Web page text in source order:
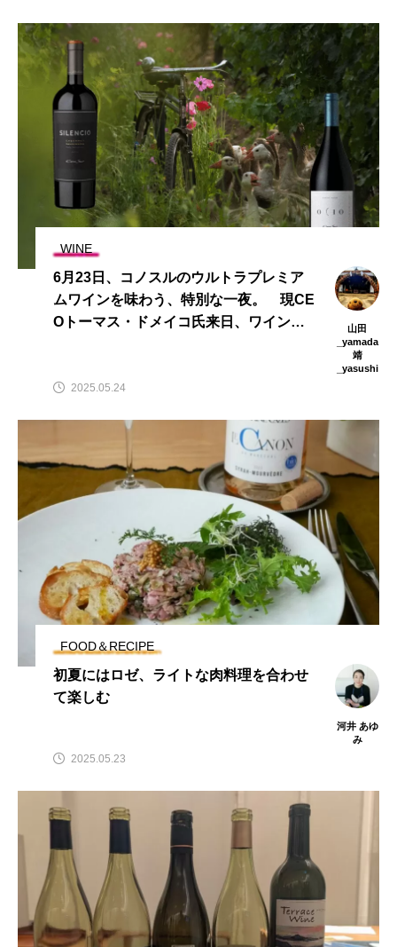
WINE
6月23日、コノスルのウルトラプレミア
ムワインを味わう、特別な一夜。 現CE
Oトーマス・ドメイコ氏来日、ワインデ
山田
_yamada
靖
_yasushi
2025.05.24
FOOD＆RECIPE
初夏にはロゼ、ライトな肉料理を合わせ
て楽しむ
河井 あゆ
み
2025.05.23